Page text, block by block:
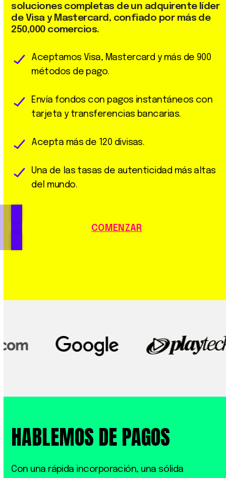
soluciones completas de un adquirente líder
de Visa y Mastercard, confiado por más de
250,000 comercios.
Aceptamos Visa, Mastercard y más de 900
métodos de pago.
Envía fondos con pagos instantáneos con
tarjeta y transferencias bancarias.
Acepta más de 120 divisas.
Una de las tasas de autenticidad más altas
del mundo.
COMENZAR
HABLEMOS DE PAGOS
Con una rápida incorporación, una sólida